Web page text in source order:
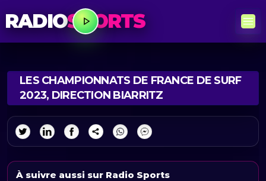
RADIOSPORTS
LES CHAMPIONNATS DE FRANCE DE SURF
2023, DIRECTION BIARRITZ
À suivre aussi sur Radio Sports